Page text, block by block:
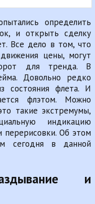
определить
и открыть сделку
Все дело в том, что
цены, могут
для тренда. В
Довольно редко
состояния флета. И
флэтом. Можно
такие экстремумы,
индикацию
перерисовки. Об этом
сегодня в данной
и